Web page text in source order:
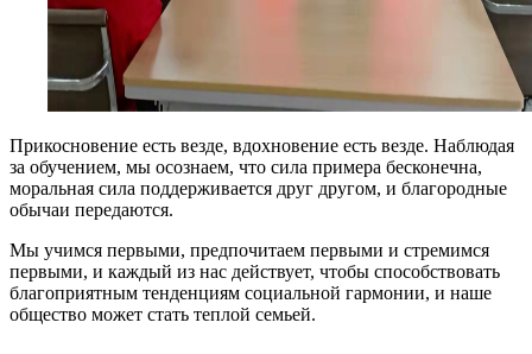
Прикосновение есть везде, вдохновение есть везде. Наблюдая
за обучением, мы осознаем, что сила примера бесконечна,
моральная сила поддерживается друг другом, и благородные
обычаи передаются.
Мы учимся первыми, предпочитаем первыми и стремимся
первыми, и каждый из нас действует, чтобы способствовать
благоприятным тенденциям социальной гармонии, и наше
общество может стать теплой семьей.